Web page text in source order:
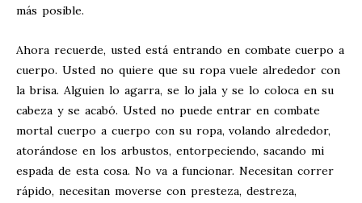
más posible.
Ahora recuerde, usted está entrando en combate cuerpo a
cuerpo. Usted no quiere que su ropa vuele alrededor con
la brisa. Alguien lo agarra, se lo jala y se lo coloca en su
cabeza y se acabó. Usted no puede entrar en combate
mortal cuerpo a cuerpo con su ropa, volando alrededor,
atorándose en los arbustos, entorpeciendo, sacando mi
espada de esta cosa. No va a funcionar. Necesitan correr
rápido, necesitan moverse con presteza, destreza,